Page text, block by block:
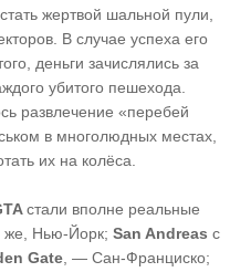
жертвой шальной пули,
В случае успеха его
деньги зачислялись за
убитого пешехода.
развлечение «перебей
в многолюдных местах,
их на колёса.
стали вполне реальные
Нью-Йорк; San Andreas с
Gate , — Сан-Франциско;